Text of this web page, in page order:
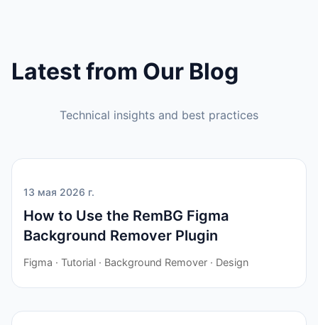
Latest from Our Blog
Technical insights and best practices
13 мая 2026 г.
How to Use the RemBG Figma
Background Remover Plugin
Figma · Tutorial · Background Remover · Design